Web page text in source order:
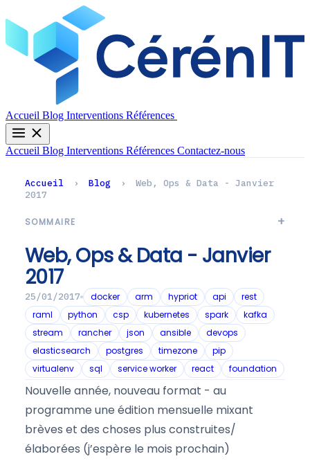
Accueil Blog Interventions Références
Accueil Blog Interventions Références Contactez-nous
Accueil › Blog ›
Web, Ops & Data - Janvier
2017
SOMMAIRE
Web, Ops & Data - Janvier
2017
25/01/2017 docker arm hypriot api
rest
raml
python csp kubernetes spark
kafka
stream
rancher json ansible
devops
elasticsearch
postgres timezone
pip
virtualenv
sql service worker react foundation
Nouvelle année, nouveau format - au
programme une édition mensuelle mixant
brèves et des choses plus construites/
élaborées (j’espère le mois prochain)